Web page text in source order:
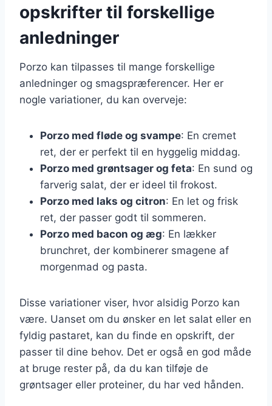
opskrifter til forskellige
anledninger
Porzo kan tilpasses til mange forskellige
anledninger og smagspræferencer. Her er
nogle variationer, du kan overveje:
Porzo med fløde og svampe: En cremet
ret, der er perfekt til en hyggelig middag.
Porzo med grøntsager og feta: En sund og
farverig salat, der er ideel til frokost.
Porzo med laks og citron: En let og frisk
ret, der passer godt til sommeren.
Porzo med bacon og æg: En lækker
brunchret, der kombinerer smagene af
morgenmad og pasta.
Disse variationer viser, hvor alsidig Porzo kan
være. Uanset om du ønsker en let salat eller en
fyldig pastaret, kan du finde en opskrift, der
passer til dine behov. Det er også en god måde
at bruge rester på, da du kan tilføje de
grøntsager eller proteiner, du har ved hånden.